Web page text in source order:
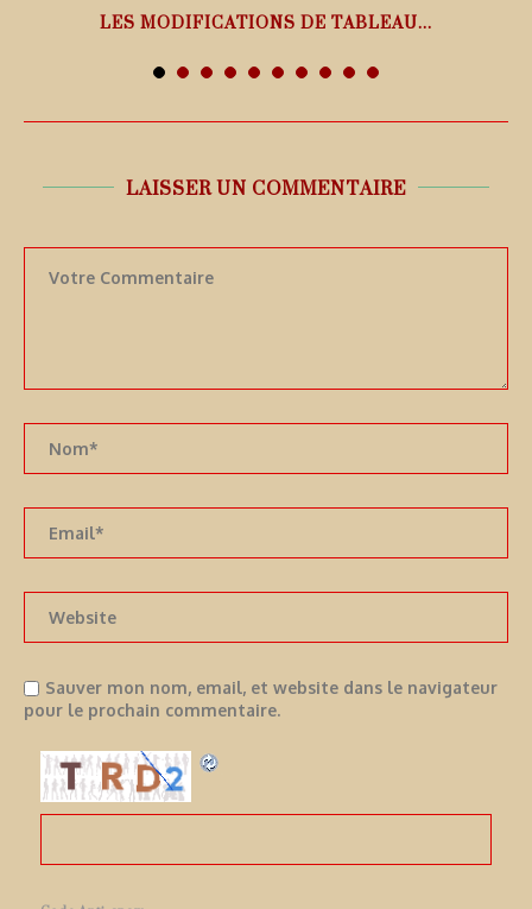
LES MODIFICATIONS DE TABLEAU...
LAISSER UN COMMENTAIRE
Sauver mon nom, email, et website dans le navigateur
pour le prochain commentaire.